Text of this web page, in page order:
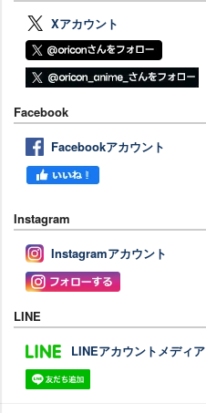
Xアカウント
Facebook
Facebookアカウント
Instagram
Instagramアカウント
LINE
LINEアカウントメディア